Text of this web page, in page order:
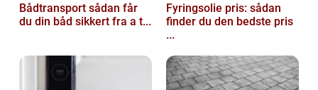
Bådtransport sådan får
du din båd sikkert fra a t...
Fyringsolie pris: sådan
finder du den bedste pris
...